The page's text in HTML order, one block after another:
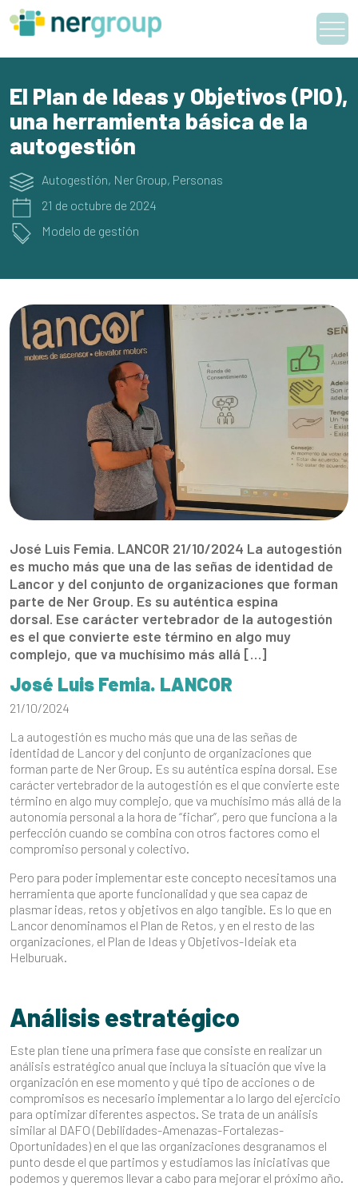
Skip
to
El Plan de Ideas y Objetivos (PIO),
una herramienta básica de la
autogestión
Autogestión, Ner Group, Personas
21 de octubre de 2024
Modelo de gestión
José Luis Femia. LANCOR 21/10/2024 La autogestión
es mucho más que una de las señas de identidad de
Lancor y del conjunto de organizaciones que forman
parte de Ner Group. Es su auténtica espina
dorsal. Ese carácter vertebrador de la autogestión
es el que convierte este término en algo muy
complejo, que va muchísimo más allá […]
José Luis Femia. LANCOR
21/10/2024
La autogestión es mucho más que una de las señas de
identidad de Lancor y del conjunto de organizaciones que
forman parte de Ner Group. Es su auténtica espina dorsal. Ese
carácter vertebrador de la autogestión es el que convierte este
término en algo muy complejo, que va muchísimo más allá de la
autonomía personal a la hora de “fichar”, pero que funciona a la
perfección cuando se combina con otros factores como el
compromiso personal y colectivo.
Pero para poder implementar este concepto necesitamos una
herramienta que aporte funcionalidad y que sea capaz de
plasmar ideas, retos y objetivos en algo tangible. Es lo que en
Lancor denominamos el Plan de Retos, y en el resto de las
organizaciones, el Plan de Ideas y Objetivos-Ideiak eta
Helburuak.
Análisis estratégico
Este plan tiene una primera fase que consiste en realizar un
análisis estratégico anual que incluya la situación que vive la
organización en ese momento y qué tipo de acciones o de
compromisos es necesario implementar a lo largo del ejercicio
para optimizar diferentes aspectos. Se trata de un análisis
similar al DAFO (Debilidades-Amenazas-Fortalezas-
Oportunidades) en el que las organizaciones desgranamos el
punto desde el que partimos y estudiamos las iniciativas que
podemos y queremos llevar a cabo para mejorar el próximo año.